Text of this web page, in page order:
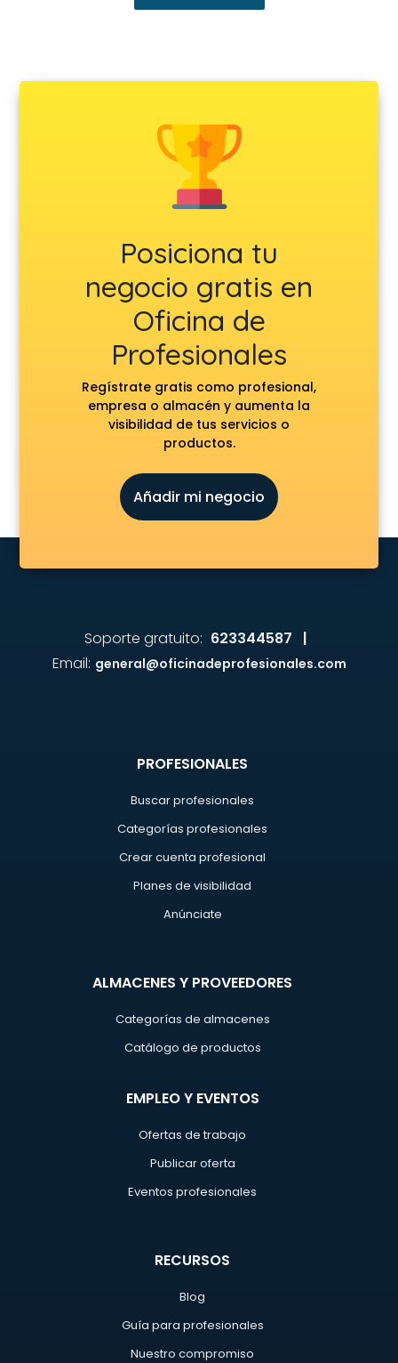
Posiciona tu
negocio gratis en
Oficina de
Profesionales
Regístrate gratis como profesional,
empresa o almacén y aumenta la
visibilidad de tus servicios o
productos.
Añadir mi negocio
Soporte gratuito: 623344587 |
Email: general@oficinadeprofesionales.com
PROFESIONALES
Buscar profesionales
Categorías profesionales
Crear cuenta profesional
Planes de visibilidad
Anúnciate
ALMACENES Y PROVEEDORES
Categorías de almacenes
Catálogo de productos
EMPLEO Y EVENTOS
Ofertas de trabajo
Publicar oferta
Eventos profesionales
RECURSOS
Blog
Guía para profesionales
Nuestro compromiso